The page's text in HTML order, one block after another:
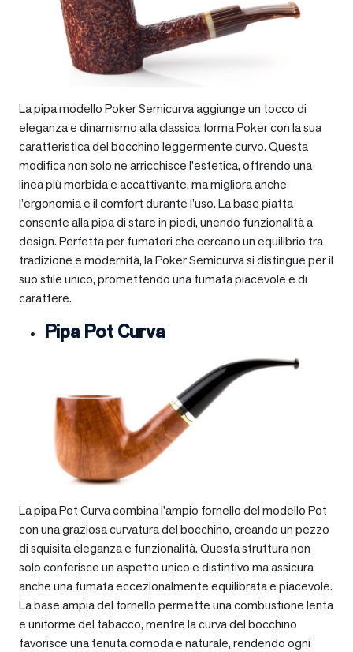
La pipa modello Poker Semicurva aggiunge un tocco di
eleganza e dinamismo alla classica forma Poker con la sua
caratteristica del bocchino leggermente curvo. Questa
modifica non solo ne arricchisce l’estetica, offrendo una
linea più morbida e accattivante, ma migliora anche
l’ergonomia e il comfort durante l’uso. La base piatta
consente alla pipa di stare in piedi, unendo funzionalità a
design. Perfetta per fumatori che cercano un equilibrio tra
tradizione e modernità, la Poker Semicurva si distingue per il
suo stile unico, promettendo una fumata piacevole e di
carattere.
Pipa Pot Curva
La pipa Pot Curva combina l’ampio fornello del modello Pot
con una graziosa curvatura del bocchino, creando un pezzo
di squisita eleganza e funzionalità. Questa struttura non
solo conferisce un aspetto unico e distintivo ma assicura
anche una fumata eccezionalmente equilibrata e piacevole.
La base ampia del fornello permette una combustione lenta
e uniforme del tabacco, mentre la curva del bocchino
favorisce una tenuta comoda e naturale, rendendo ogni